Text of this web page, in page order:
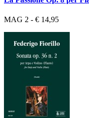
MAG 2 - € 14,95